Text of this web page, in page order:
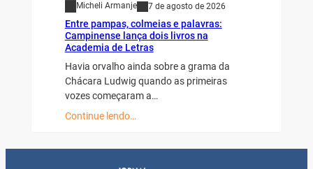
Micheli Armanje 7 de agosto de 2026
Entre pampas, colmeias e palavras:
Campinense lança dois livros na
Academia de Letras
Havia orvalho ainda sobre a grama da
Chácara Ludwig quando as primeiras
vozes começaram a…
Continue lendo…